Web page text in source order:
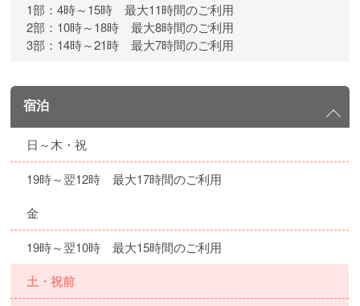
1部：4時～15時 最大11時間のご利用
2部：10時～18時 最大8時間のご利用
3部：14時～21時 最大7時間のご利用
宿泊
日～木・祝
19時～翌12時 最大17時間のご利用
金
19時～翌10時 最大15時間のご利用
土・祝前